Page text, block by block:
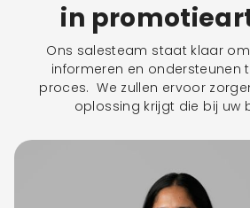
in
Ons salesteam staat klaar
informeren en ondersteunen
proces. We zullen ervoor
oplossing krijgt die bij uw